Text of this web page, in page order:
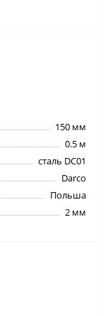
150 мм
0.5 м
сталь DC01
Darco
Польша
2 мм